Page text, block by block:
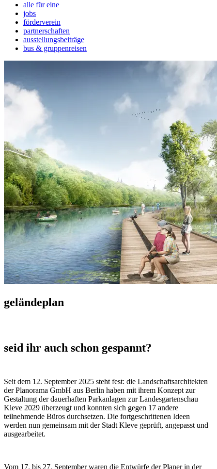
alle für eine
jobs
förderverein
partnerschaften
ausstellungsbeiträge
bus & gruppenreisen
geländeplan
seid ihr auch schon gespannt?
Seit dem 12. September 2025 steht fest: die Landschaftsarchitekten
der Planorama GmbH aus Berlin haben mit ihrem Konzept zur
Gestaltung der dauerhaften Parkanlagen zur Landesgartenschau
Kleve 2029 überzeugt und konnten sich gegen 17 andere
teilnehmende Büros durchsetzen. Die fortgeschrittenen Ideen
werden nun gemeinsam mit der Stadt Kleve geprüft, angepasst und
ausgearbeitet.
Vom 17. bis 27. September waren die Entwürfe der Planer in der